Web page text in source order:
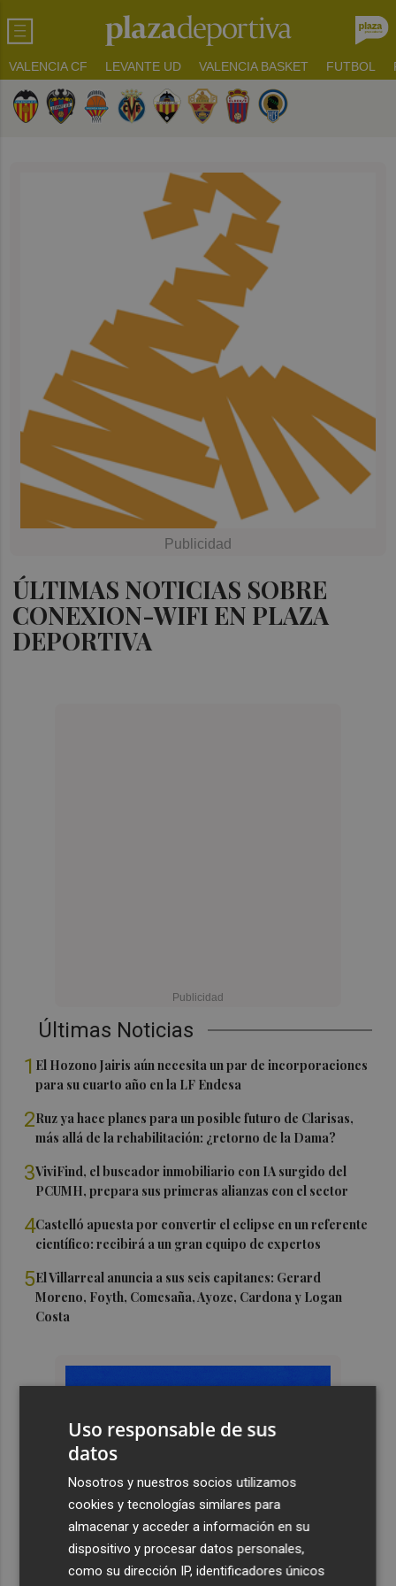
VALENCIA CF LEVANTE UD VALENCIA BASKET FUTBOL
ÚLTIMAS NOTICIAS SOBRE
CONEXION-WIFI EN PLAZA
DEPORTIVA
Últimas Noticias
1 El Hozono Jairis aún necesita un par de incorporaciones
para su cuarto año en la LF Endesa
2Ruz ya hace planes para un posible futuro de Clarisas,
más allá de la rehabilitación: ¿retorno de la Dama?
3ViviFind, el buscador inmobiliario con IA surgido del
PCUMH, prepara sus primeras alianzas con el sector
4Castelló apuesta por convertir el eclipse en un referente
científico: recibirá a un gran equipo de expertos
5El Villarreal anuncia a sus seis capitanes: Gerard
Moreno, Foyth, Comesaña, Ayoze, Cardona y Logan
Costa
Uso responsable de sus
datos
Nosotros y nuestros socios utilizamos
cookies y tecnologías similares para
almacenar y acceder a información en su
dispositivo y procesar datos personales,
como su dirección IP, identificadores únicos